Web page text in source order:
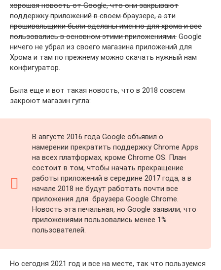
хорошая новость от Google, что они закрывают
поддержку приложений в своем браузере, а эти
прошивальщики были сделаны именно для хрома и все
пользовались в основном этими приложениями. Google
ничего не убрал из своего магазина приложений для
Хрома и там по прежнему можно скачать нужный нам
конфигуратор.
Была еще и вот такая новость, что в 2018 совсем
закроют магазин гугла:
В августе 2016 года Google объявил о
намерении прекратить поддержку Chrome Apps
на всех платформах, кроме Chrome OS. План
состоит в том, чтобы начать прекращение
работы приложений в середине 2017 года, а в
начале 2018 не будут работать почти все
приложения для браузера Google Chrome.
Новость эта печальная, но Google заявили, что
приложениями пользовались менее 1%
пользователей.
Но сегодня 2021 год и все на месте, так что пользуемся